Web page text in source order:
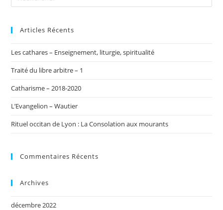
Articles Récents
Les cathares – Enseignement, liturgie, spiritualité
Traité du libre arbitre – 1
Catharisme – 2018-2020
L’Evangelion – Wautier
Rituel occitan de Lyon : La Consolation aux mourants
Commentaires Récents
Archives
décembre 2022